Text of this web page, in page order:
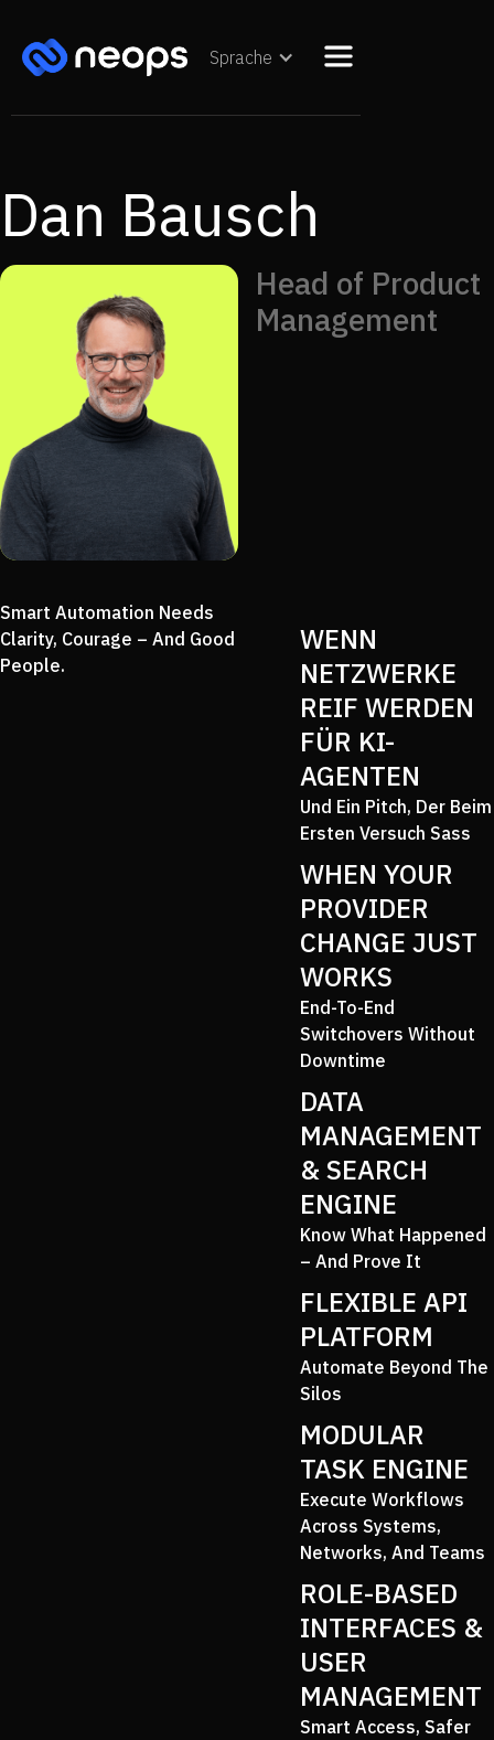
Sprache
Dan Bausch
Head of Product
Management
Smart Automation Needs
Clarity, Courage – And Good
People.
WENN
NETZWERKE
REIF WERDEN
FÜR KI-
AGENTEN
Und Ein Pitch, Der Beim
Ersten Versuch Sass
WHEN YOUR
PROVIDER
CHANGE JUST
WORKS
End-To-End
Switchovers Without
Downtime
DATA
MANAGEMENT
& SEARCH
ENGINE
Know What Happened
– And Prove It
FLEXIBLE API
PLATFORM
Automate Beyond The
Silos
MODULAR
TASK ENGINE
Execute Workflows
Across Systems,
Networks, And Teams
ROLE-BASED
INTERFACES &
USER
MANAGEMENT
Smart Access, Safer